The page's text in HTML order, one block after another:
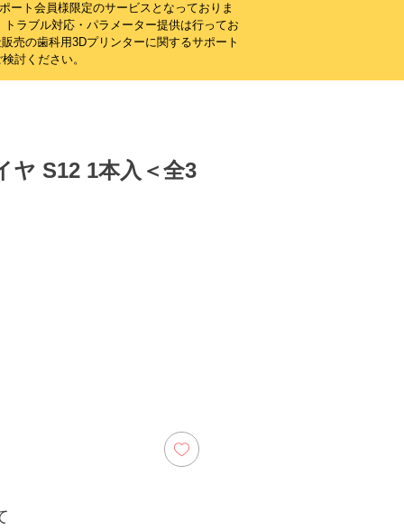
ート会員様限定のサービスとなっておりま
ラブル対応・パラメーター提供は行ってお
売の歯科用3Dプリンターに関するサポート
討ください。
ヤ S12 1本入＜全3